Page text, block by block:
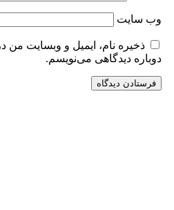
وب‌ سایت
ذخیره نام، ایمیل و وبسایت من
دوباره دیدگاهی می‌نویسم.